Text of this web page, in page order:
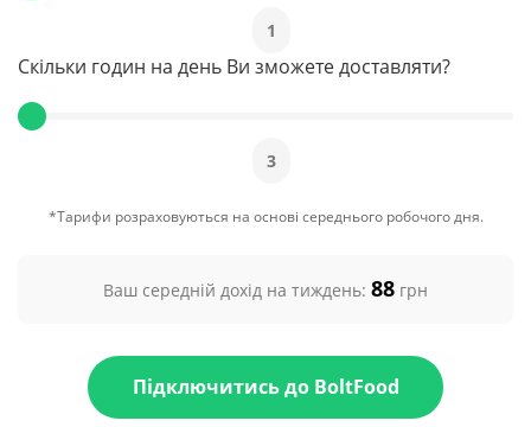
1
Скільки годин на день Ви зможете доставляти?
3
*Тарифи розраховуються на основі середнього робочого дня.
Ваш середній дохід на тиждень: 88 грн
Підключитись до BoltFood